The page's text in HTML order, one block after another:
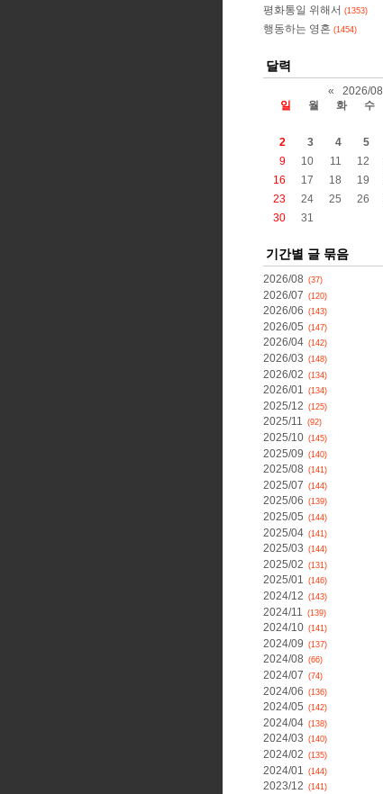
평화통일 위해서 (1353)
행동하는 영혼 (1454)
달력
« 2026/08
일
월 화 수
2
3 4 5
9
10 11 12
16
17 18 19
23
24 25 26
30
31
기간별 글 묶음
2026/08 (37)
2026/07 (120)
2026/06 (143)
2026/05 (147)
2026/04 (142)
2026/03 (148)
2026/02 (134)
2026/01 (134)
2025/12 (125)
2025/11 (92)
2025/10 (145)
2025/09 (140)
2025/08 (141)
2025/07 (144)
2025/06 (139)
2025/05 (144)
2025/04 (141)
2025/03 (144)
2025/02 (131)
2025/01 (146)
2024/12 (143)
2024/11 (139)
2024/10 (141)
2024/09 (137)
2024/08 (66)
2024/07 (74)
2024/06 (136)
2024/05 (142)
2024/04 (138)
2024/03 (140)
2024/02 (135)
2024/01 (144)
2023/12 (141)